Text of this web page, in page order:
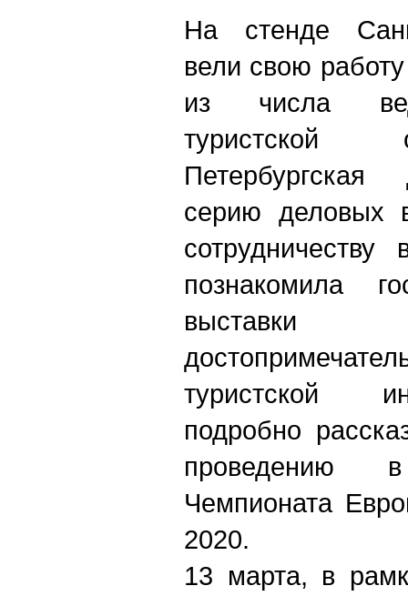
На стенде
вели свою
из числа
туристской
серию деловых
познакомила
выставки
туристской
подробно
проведению в
Чемпионата
2020.
13 марта, в